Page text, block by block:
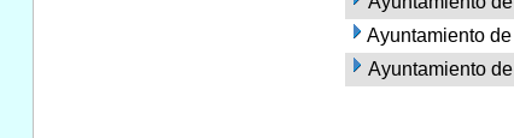
Ayuntamiento
Ayuntamiento